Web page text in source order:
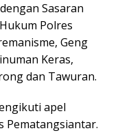
Sasaran
Polres
Geng
Keras,
dan Tawuran.
apel
Pematangsiantar.